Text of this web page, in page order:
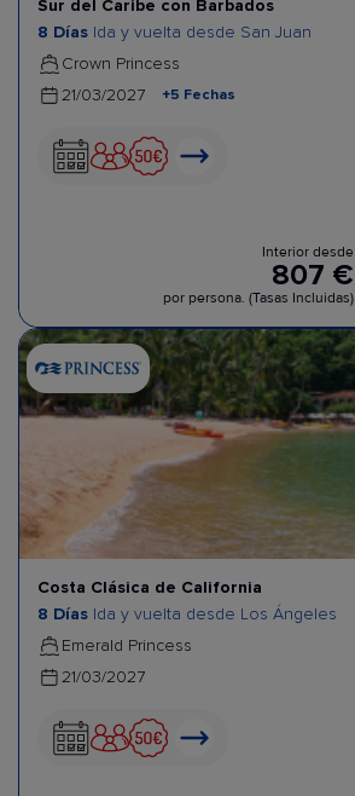
Sur del Caribe con Barbados
8 Días Ida y vuelta desde San Juan
Crown Princess
21/03/2027
+5 Fechas
Interior desde
807 €
por persona. (Tasas Incluidas)
Costa Clásica de California
8 Días Ida y vuelta desde Los Ángeles
Emerald Princess
21/03/2027